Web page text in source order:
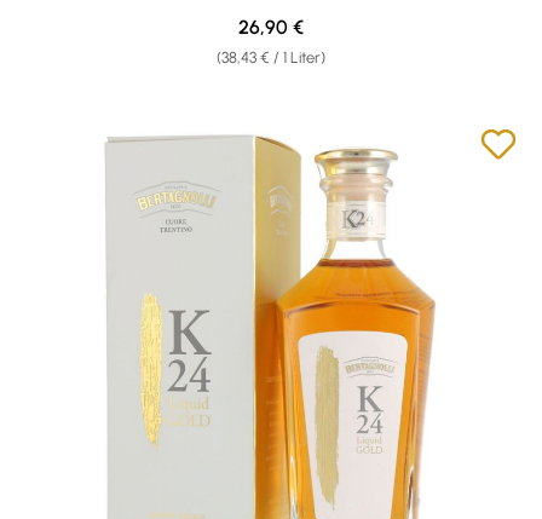
(38,43 € / 1 Liter)
Regulärer Preis:
26,90 €